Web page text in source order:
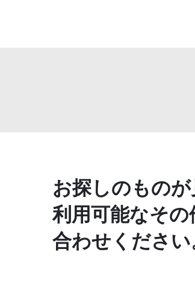
お探しのもの
利用可能なそ
合わせください